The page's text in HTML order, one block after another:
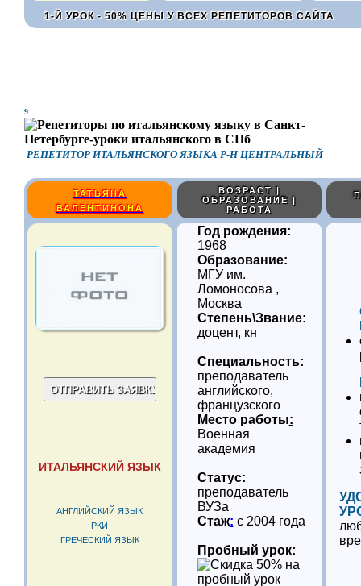
1-Й УРОК - 50% ЦЕНЫ У ВСЕХ РЕПЕТИТОРОВ САЙТА
9
РЕПЕТИТОР ИТАЛЬЯНСКОГО ЯЗЫКА Р-Н ЦЕНТРАЛЬНЫЙ
ТАТЬЯНА
ВАЛЕНТИНОНА
ВОЗРАСТ |
ОБРАЗОВАНИЕ |
РАБОТА
ИТАЛЬЯНСКИЙ ЯЗЫК
АНГЛИЙСКИЙ ЯЗЫК
РКИ
ГРЕЧЕСКИЙ ЯЗЫК
Год рождения:
1968
Образование:
МГУ им.
Ломоносова ,
Москва
Степень\Звание:
доцент, кн
Специальность:
преподаватель
английского,
французского
Место работы:
Военная
академия
Статус:
преподаватель
ВУЗа
Стаж: с 2004 года
Пробный урок: